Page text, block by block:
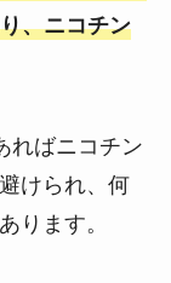
、ニコチン
ればニコチン
けられ、何
ります​。